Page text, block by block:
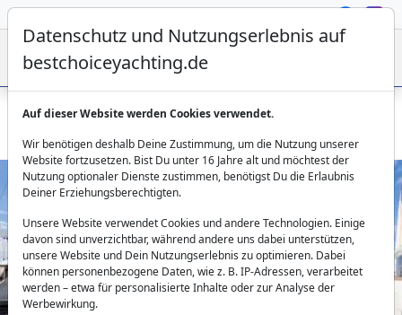
Lagoon 450 Saelma: Katamaran ab Sibenik mieten
Previous
Datenschutz und Nutzungserlebnis auf
bestchoiceyachting.de
Auf dieser Website werden Cookies verwendet.
Wir benötigen deshalb Deine Zustimmung, um die Nutzung unserer
Website fortzusetzen. Bist Du unter 16 Jahre alt und möchtest der
Nutzung optionaler Dienste zustimmen, benötigst Du die Erlaubnis
Deiner Erziehungsberechtigten.
Unsere Website verwendet Cookies und andere Technologien. Einige
davon sind unverzichtbar, während andere uns dabei unterstützen,
unsere Website und Dein Nutzungserlebnis zu optimieren. Dabei
können personenbezogene Daten, wie z. B. IP-Adressen, verarbeitet
werden – etwa für personalisierte Inhalte oder zur Analyse der
Werbewirkung.